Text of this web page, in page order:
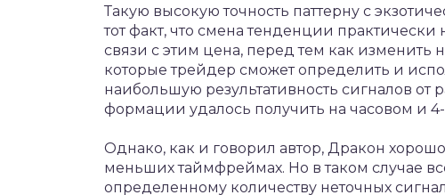
Такую высокую точность паттерну с
тот факт, что смена тенденции
связи с этим цена, перед тем как изменить
которые трейдер сможет определить и
наибольшую результативность сигналов от
формации удалось получить на часовом и
Однако, как и говорил автор, Дракон
меньших таймфреймах. Но в таком случае
определенному количеству неточных